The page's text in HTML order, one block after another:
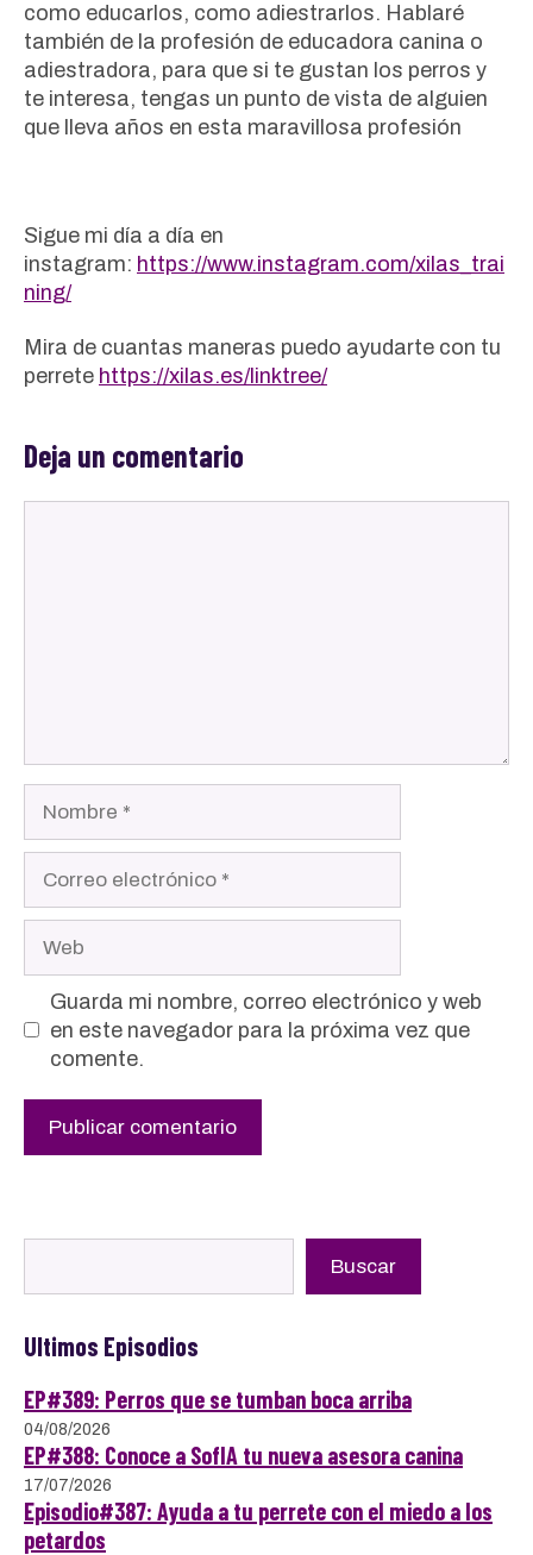
como educarlos, como adiestrarlos. Hablaré
también de la profesión de educadora canina o
adiestradora, para que si te gustan los perros y
te interesa, tengas un punto de vista de alguien
que lleva años en esta maravillosa profesión
Sigue mi día a día en
instagram: https://www.instagram.com/xilas_trai
ning/
Mira de cuantas maneras puedo ayudarte con tu
perrete https://xilas.es/linktree/
Deja un comentario
electrónico
Guarda mi nombre, correo electrónico y web
en este navegador para la próxima vez que
comente.
Buscar
Ultimos Episodios
EP#389: Perros que se tumban boca arriba
04/08/2026
EP#388: Conoce a SofIA tu nueva asesora canina
17/07/2026
Episodio#387: Ayuda a tu perrete con el miedo a los
petardos